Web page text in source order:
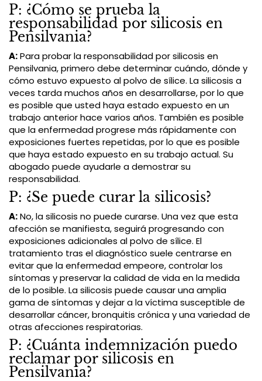
P: ¿Cómo se prueba la
responsabilidad por silicosis en
Pensilvania?
A:Para probar la responsabilidad por silicosis en
Pensilvania, primero debe determinar cuándo, dónde y
cómo estuvo expuesto al polvo de sílice. La silicosis a
veces tarda muchos años en desarrollarse, por lo que
es posible que usted haya estado expuesto en un
trabajo anterior hace varios años. También es posible
que la enfermedad progrese más rápidamente con
exposiciones fuertes repetidas, por lo que es posible
que haya estado expuesto en su trabajo actual. Su
abogado puede ayudarle a demostrar su
responsabilidad.
P: ¿Se puede curar la silicosis?
A:No, la silicosis no puede curarse. Una vez que esta
afección se manifiesta, seguirá progresando con
exposiciones adicionales al polvo de sílice. El
tratamiento tras el diagnóstico suele centrarse en
evitar que la enfermedad empeore, controlar los
síntomas y preservar la calidad de vida en la medida
de lo posible. La silicosis puede causar una amplia
gama de síntomas y dejar a la víctima susceptible de
desarrollar cáncer, bronquitis crónica y una variedad de
otras afecciones respiratorias.
P: ¿Cuánta indemnización puedo
reclamar por silicosis en
Pensilvania?